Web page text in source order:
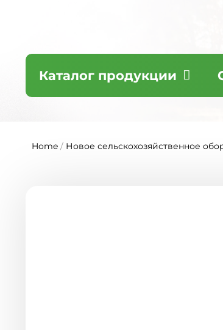
Каталог продукции
Home / Новое сельскохозяйственное